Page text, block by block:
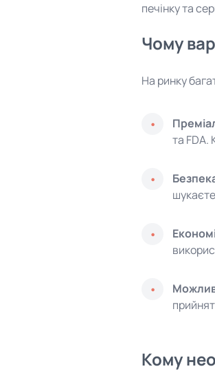
печінку та
Чому
На ринку
та FDA.
Кому